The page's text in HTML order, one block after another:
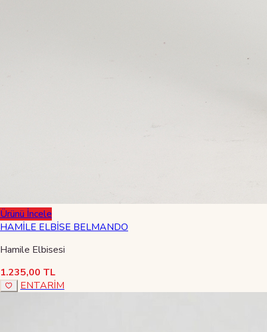
Ürünü İncele
HAMİLE ELBİSE BELMANDO
Hamile Elbisesi
1.235,00 TL
ENTARİM